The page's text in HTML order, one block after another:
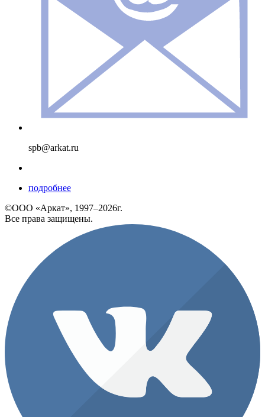
spb@arkat.ru
подробнее
©ООО «Аркат», 1997–2026г.
Все права защищены.